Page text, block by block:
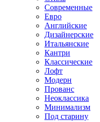
Современные
Евро
Английские
Дизайнерские
Итальянские
Кантри
Классические
Лофт
Модерн
Прованс
Неоклассика
Минимализм
Под старину